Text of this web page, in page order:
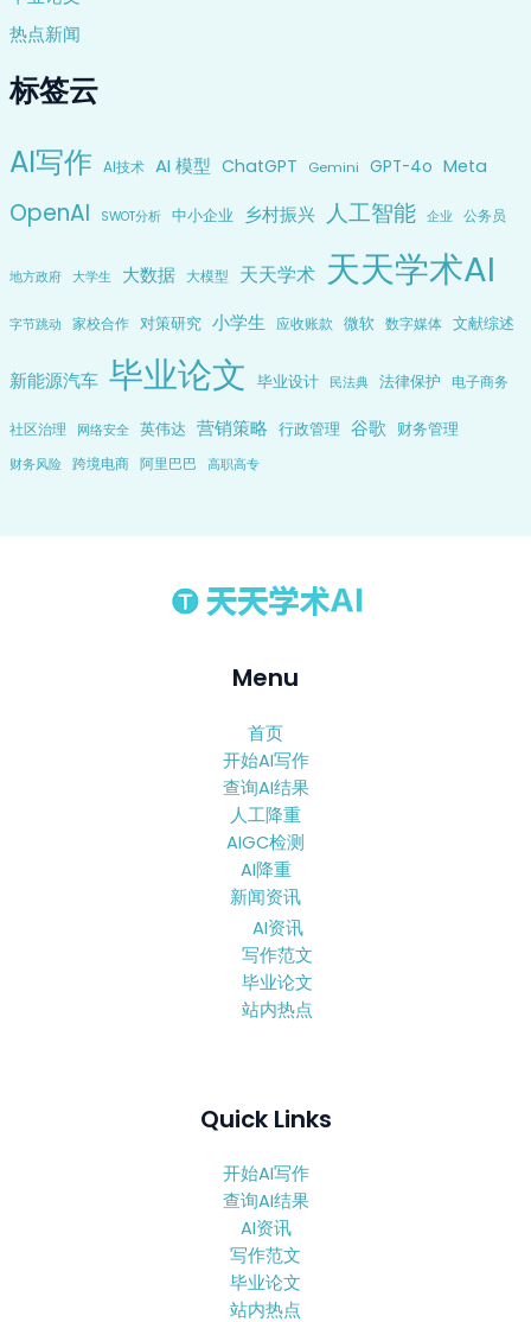
热点新闻
标签云
AI写作 AI技术 AI 模型 ChatGPT Gemini GPT-4o Meta
OpenAI SWOT分析 中小企业 乡村振兴 人工智能 企业 公务员
地方政府 大学生 大数据 大模型 天天学术 天天学术AI
字节跳动 家校合作 对策研究 小学生 应收账款 微软 数字媒体 文献综述
新能源汽车 毕业论文 毕业设计 民法典 法律保护 电子商务
社区治理 网络安全 英伟达 营销策略 行政管理 谷歌 财务管理
财务风险 跨境电商 阿里巴巴 高职高专
Menu
首页
开始AI写作
查询AI结果
人工降重
AIGC检测
AI降重
新闻资讯
AI资讯
写作范文
毕业论文
站内热点
Quick Links
开始AI写作
查询AI结果
AI资讯
写作范文
毕业论文
站内热点